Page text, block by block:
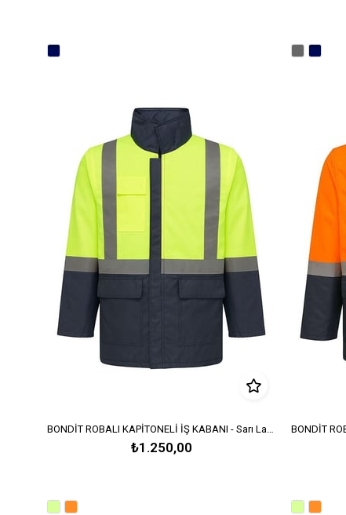
BONDİT ROBALI KAPİTONELİ İŞ KABANI - Sarı Lacivert
₺1.250,00